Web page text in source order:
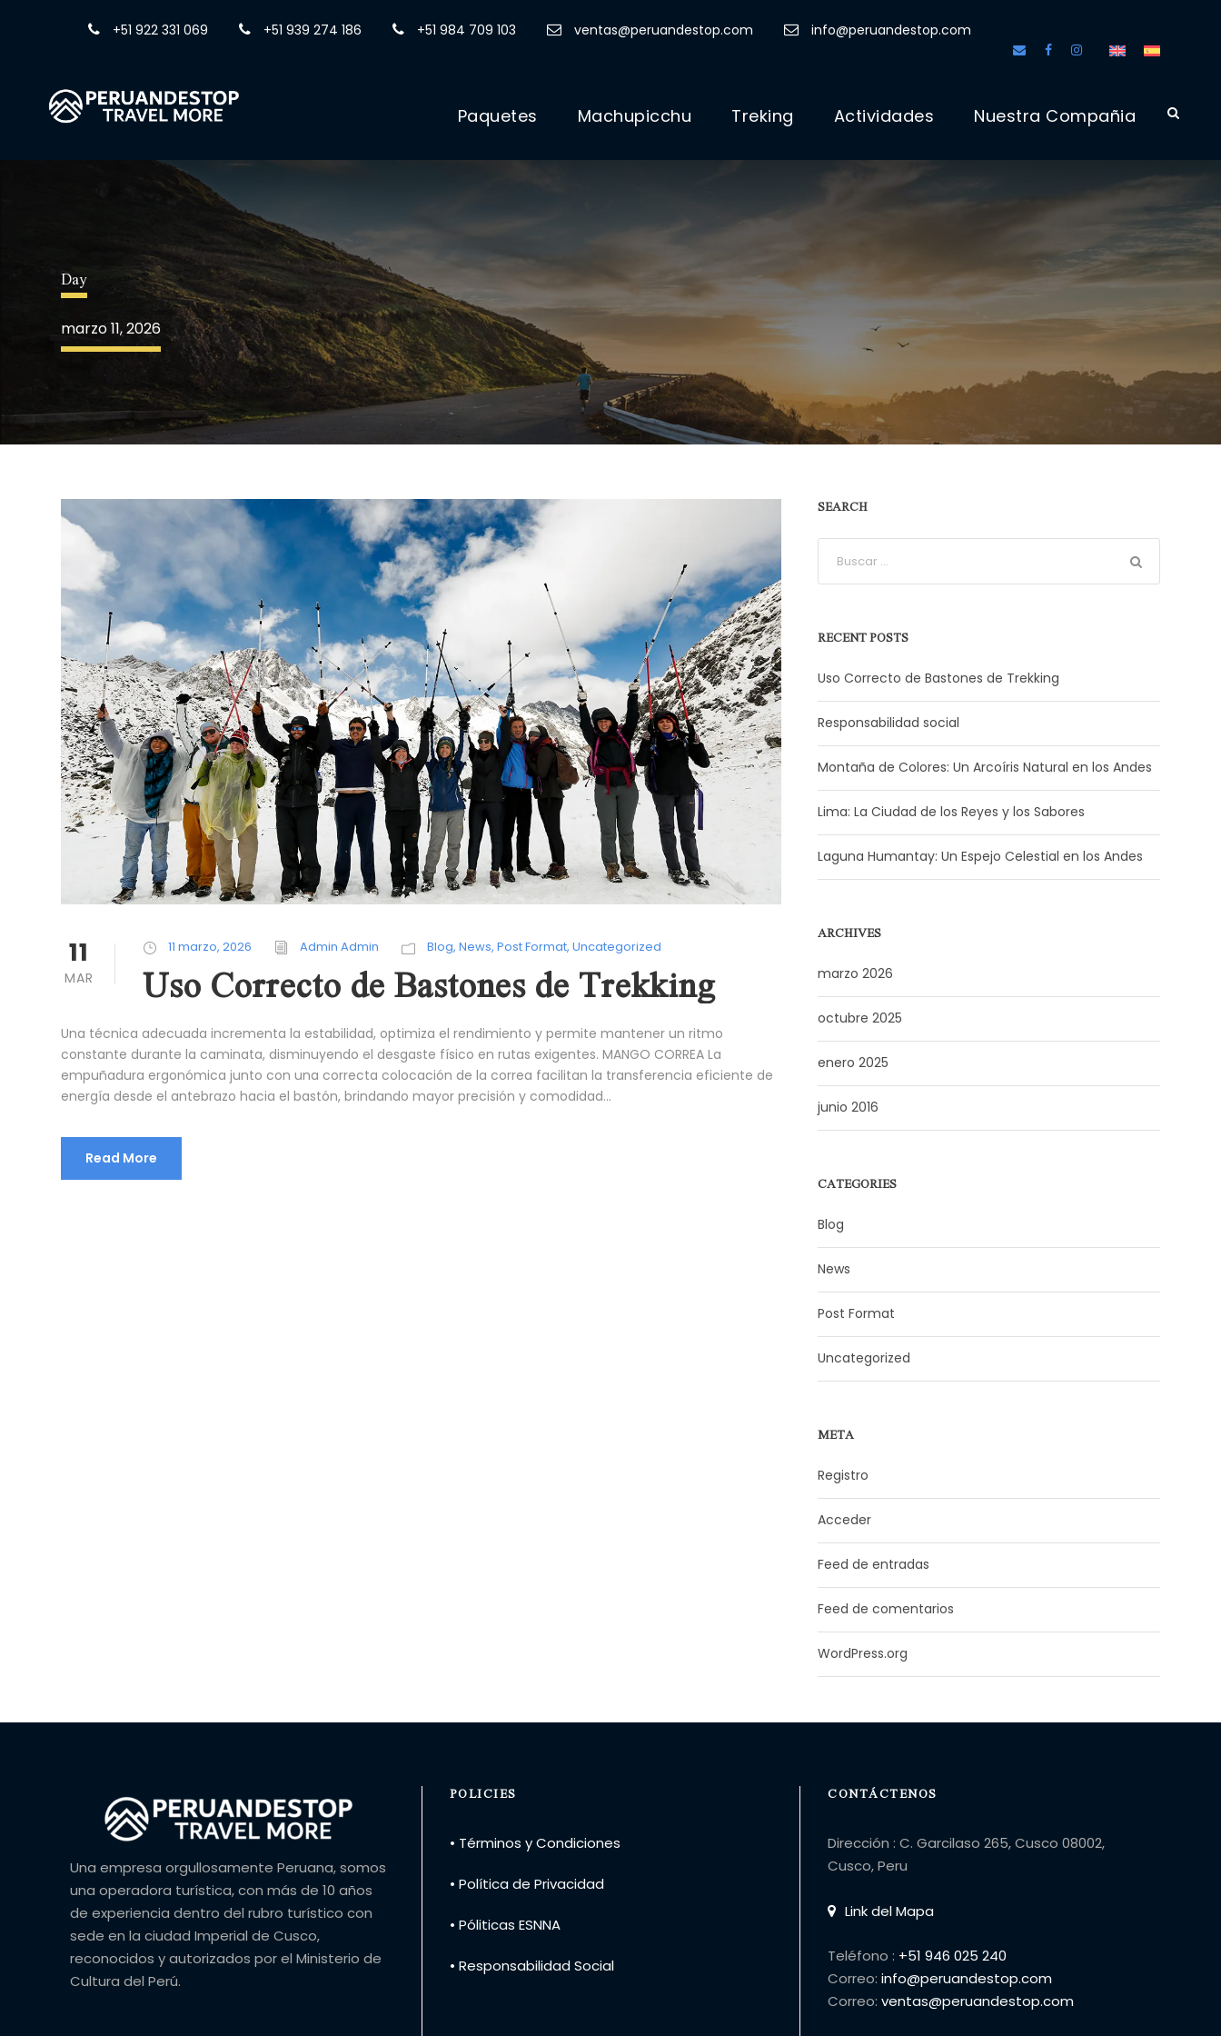
+51 922 331 069 +51 939 274 186 +51 984 709 103 ventas@peruandestop.com info@peruandestop.com
Paquetes Machupicchu Treking Actividades Nuestra Compañia
Day
marzo 11, 2026
11
MAR
11 marzo, 2026 Admin Admin Blog, News, Post Format, Uncategorized
Uso Correcto de Bastones de Trekking
Una técnica adecuada incrementa la estabilidad, optimiza el rendimiento y permite mantener un ritmo
constante durante la caminata, disminuyendo el desgaste físico en rutas exigentes. MANGO CORREA La
empuñadura ergonómica junto con una correcta colocación de la correa facilitan la transferencia eficiente de
energía desde el antebrazo hacia el bastón, brindando mayor precisión y comodidad...
Read More
SEARCH
RECENT POSTS
Uso Correcto de Bastones de Trekking
Responsabilidad social
Montaña de Colores: Un Arcoíris Natural en los Andes
Lima: La Ciudad de los Reyes y los Sabores
Laguna Humantay: Un Espejo Celestial en los Andes
ARCHIVES
marzo 2026
octubre 2025
enero 2025
junio 2016
CATEGORIES
Blog
News
Post Format
Uncategorized
META
Registro
Acceder
Feed de entradas
Feed de comentarios
WordPress.org
Una empresa orgullosamente Peruana, somos
una operadora turística, con más de 10 años
de experiencia dentro del rubro turístico con
sede en la ciudad Imperial de Cusco,
reconocidos y autorizados por el Ministerio de
Cultura del Perú.
POLICIES
• Términos y Condiciones
• Política de Privacidad
• Póliticas ESNNA
• Responsabilidad Social
CONTÁCTENOS
Dirección : C. Garcilaso 265, Cusco 08002,
Cusco, Peru
Link del Mapa
Teléfono : +51 946 025 240
Correo:info@peruandestop.com
Correo:ventas@peruandestop.com